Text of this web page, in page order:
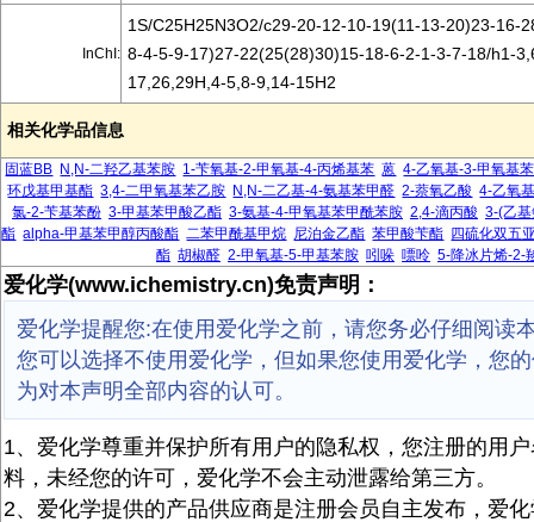
InChI:
1S/C25H25N3O2/c29-20-12-10-19(11-13-20)23-16-
8-4-5-9-17)27-22(25(28)30)15-18-6-2-1-3-7-18/h1-
17,26,29H,4-5,8-9,14-15H2
相关化学品信息
固蓝BB N,N-二羟乙基苯胺 1-苄氧基-2-甲氧基-4-丙烯基苯 蒽 4-乙氧基-3-甲氧基
环戊基甲基酯 3,4-二甲氧基苯乙胺 N,N-二乙基-4-氨基苯甲醛 2-萘氧乙酸 4-乙氧
氯-2-苄基苯酚 3-甲基苯甲酸乙酯 3-氨基-4-甲氧基苯甲酰苯胺 2,4-滴丙酸 3-(乙
酯 alpha-甲基苯甲醇丙酸酯 二苯甲酰基甲烷 尼泊金乙酯 苯甲酸苄酯 四硫化双五
酯 胡椒醛 2-甲氧基-5-甲基苯胺 吲哚 嘌呤 5-降冰片烯-2-
爱化学(www.ichemistry.cn)免责声明：
爱化学提醒您:在使用爱化学之前，请您务必仔细阅读
您可以选择不使用爱化学，但如果您使用爱化学，您
为对本声明全部内容的认可。
1、爱化学尊重并保护所有用户的隐私权，您注册的用
料，未经您的许可，爱化学不会主动泄露给第三方。
2、爱化学提供的产品供应商是注册会员自主发布，爱